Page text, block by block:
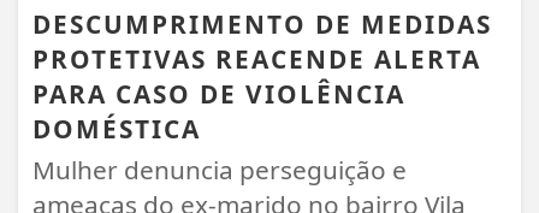
DESCUMPRIMENTO DE MEDIDAS
PROTETIVAS REACENDE ALERTA
PARA CASO DE VIOLÊNCIA
DOMÉSTICA
Mulher denuncia perseguição e
ameaças do ex-marido no bairro Vila